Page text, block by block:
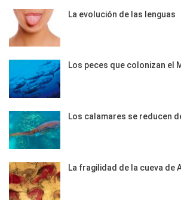
La evolución de las lenguas
Los peces que colonizan el
Los calamares se reducen
La fragilidad de la cueva de